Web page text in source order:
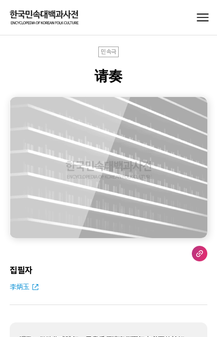
민속극
请奏
집필자
李炳玉